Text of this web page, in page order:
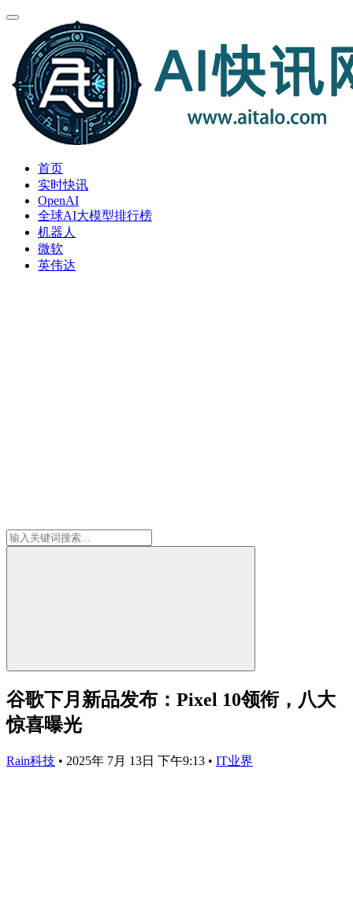
首页
实时快讯
OpenAI
全球AI大模型排行榜
机器人
微软
英伟达
谷歌下月新品发布：Pixel 10领衔，八大
惊喜曝光
Rain科技 • 2025年 7月 13日 下午9:13 • IT业界